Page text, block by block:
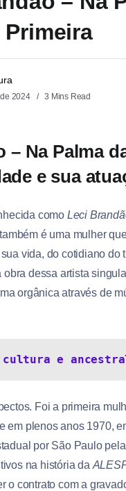
2024 3 Mins Read
Na Palma
e sua
como Leci
é uma mulher
vida, do cotidiano do
obra dessa artista
orgânica através de
e
Foi a primeira
em plenos anos 1970,
por São Paulo
na história da
o contrato com a